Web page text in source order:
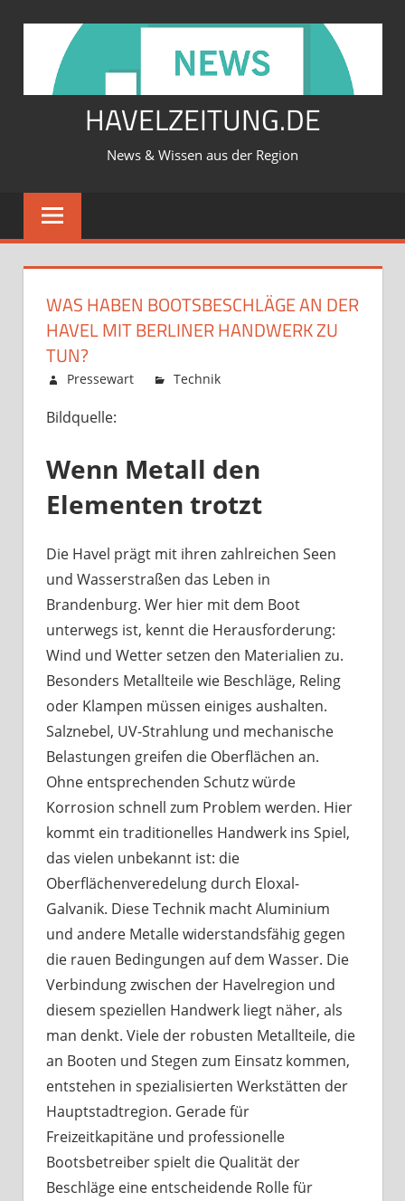
springen
HAVELZEITUNG.DE
News & Wissen aus der Region
WAS HABEN BOOTSBESCHLÄGE AN DER
HAVEL MIT BERLINER HANDWERK ZU
TUN?
Februar 12, 2026
Pressewart Technik
mit
tun?
Bildquelle:
Wenn Metall den
Elementen trotzt
Die Havel prägt mit ihren zahlreichen Seen
und Wasserstraßen das Leben in
Brandenburg. Wer hier mit dem Boot
unterwegs ist, kennt die Herausforderung:
Wind und Wetter setzen den Materialien zu.
Besonders Metallteile wie Beschläge, Reling
oder Klampen müssen einiges aushalten.
Salznebel, UV-Strahlung und mechanische
Belastungen greifen die Oberflächen an.
Ohne entsprechenden Schutz würde
Korrosion schnell zum Problem werden. Hier
kommt ein traditionelles Handwerk ins Spiel,
das vielen unbekannt ist: die
Oberflächenveredelung durch Eloxal-
Galvanik. Diese Technik macht Aluminium
und andere Metalle widerstandsfähig gegen
die rauen Bedingungen auf dem Wasser. Die
Verbindung zwischen der Havelregion und
diesem speziellen Handwerk liegt näher, als
man denkt. Viele der robusten Metallteile, die
an Booten und Stegen zum Einsatz kommen,
entstehen in spezialisierten Werkstätten der
Hauptstadtregion. Gerade für
Freizeitkapitäne und professionelle
Bootsbetreiber spielt die Qualität der
Beschläge eine entscheidende Rolle für